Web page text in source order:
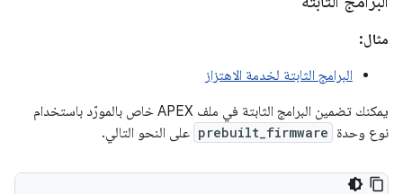
مثال:
البرامج الثابتة لخدمة الاهتزاز
يمكنك تضمين البرامج الثابتة في ملف APEX خاص بالمورّد باستخدام
نوع وحدة prebuilt_firmware على النحو التالي.